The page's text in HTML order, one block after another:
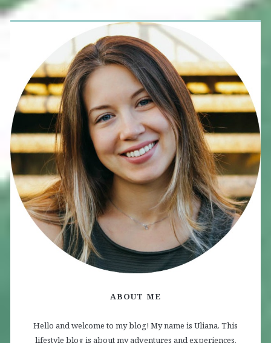
ABOUT ME
Hello and welcome to my blog! My name is Uliana. This
lifestyle blog is about my adventures and experiences,